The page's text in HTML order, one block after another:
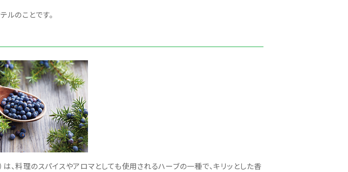
のことです。
、料理のスパイスやアロマとしても使用されるハーブの一種で、キリッとした香